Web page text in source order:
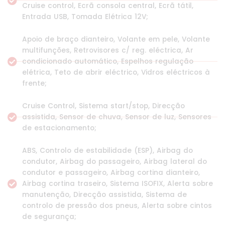
Cruise control, Ecrã consola central, Ecrã tátil,
Entrada USB, Tomada Elétrica 12V;
Apoio de braço dianteiro, Volante em pele, Volante
multifunções, Retrovisores c/ reg. eléctrica, Ar
condicionado automático, Espelhos regulação
elétrica, Teto de abrir eléctrico, Vidros eléctricos à
frente;
Cruise Control, Sistema start/stop, Direcção
assistida, Sensor de chuva, Sensor de luz, Sensores
de estacionamento;
ABS, Controlo de estabilidade (ESP), Airbag do
condutor, Airbag do passageiro, Airbag lateral do
condutor e passageiro, Airbag cortina dianteiro,
Airbag cortina traseiro, Sistema ISOFIX, Alerta sobre
manutenção, Direcção assistida, Sistema de
controlo de pressão dos pneus, Alerta sobre cintos
de segurança;